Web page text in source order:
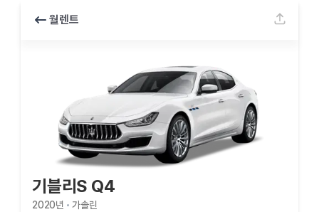
월렌트
기블리S Q4
2020년
가솔린